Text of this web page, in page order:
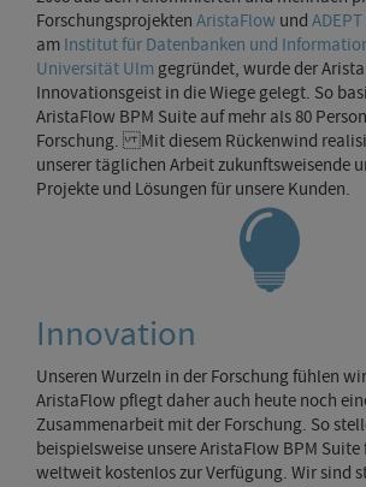
Forschungsprojekten AristaFlow und ADEPT
am Institut für Datenbanken und
Universität Ulm gegründet, wurde der
Innovationsgeist in die Wiege gelegt. So
AristaFlow BPM Suite auf mehr als 80
Forschung. Mit diesem Rückenwind
unserer täglichen Arbeit zukunftsweisende
Projekte und Lösungen für unsere Kunden.
Innovation
Unseren Wurzeln in der Forschung fühlen
AristaFlow pflegt daher auch heute noch
Zusammenarbeit mit der Forschung. So
beispielsweise unsere AristaFlow BPM Suite
weltweit kostenlos zur Verfügung. Wir sind